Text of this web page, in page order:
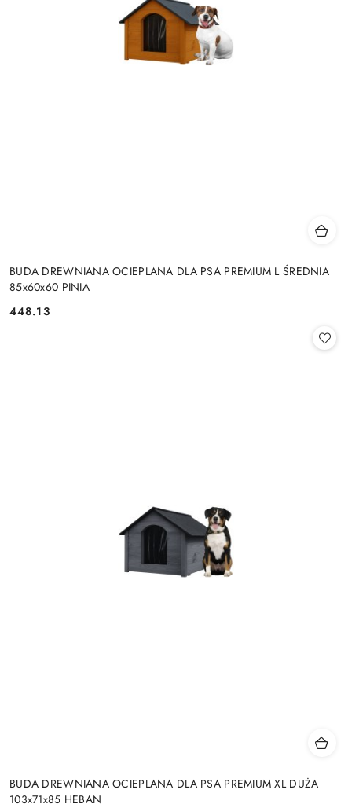
BUDA DREWNIANA OCIEPLANA DLA PSA PREMIUM L ŚREDNIA
85x60x60 PINIA
Cena:
448.13
BUDA DREWNIANA OCIEPLANA DLA PSA PREMIUM XL DUŻA
103x71x85 HEBAN